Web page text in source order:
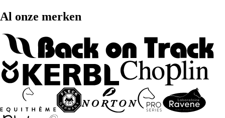
Al onze merken